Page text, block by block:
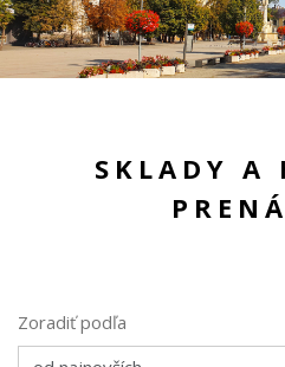
SKLADY A
Zoradiť podľa